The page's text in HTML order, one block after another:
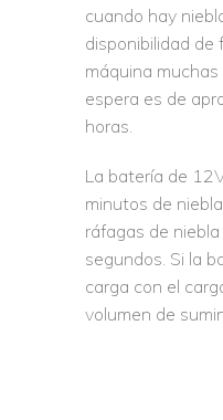
cuando hay
disponibilidad de
máquina
espera es de
horas.
La batería de
minutos de
ráfagas de
segundos. Si la
carga con el
volumen de